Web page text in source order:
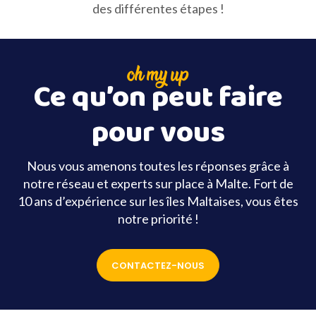
des différentes étapes !
oh my up
Ce qu’on peut faire
pour vous
Nous vous amenons toutes les réponses grâce à
notre réseau et experts sur place à Malte. Fort de
10 ans d’expérience sur les îles Maltaises, vous êtes
notre priorité !
CONTACTEZ-NOUS